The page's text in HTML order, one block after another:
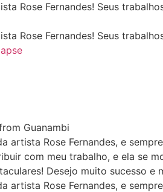
Rose Fernandes! Seus
Rose Fernandes! Seus
Guanambi
artista Rose Fernandes, e
com meu trabalho, e ela se
Desejo muito sucesso e
artista Rose Fernandes, e